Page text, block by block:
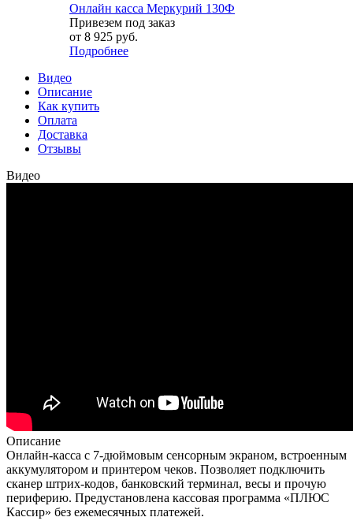
Онлайн касса Меркурий 130Ф
Привезем под заказ
от 8 925 руб.
Подробнее
Видео
Описание
Как купить
Оплата
Доставка
Отзывы
Видео
Описание
Онлайн-касса с 7-дюймовым сенсорным экраном, встроенным
аккумулятором и принтером чеков. Позволяет подключить
сканер штрих-кодов, банковский терминал, весы и прочую
периферию. Предустановлена кассовая программа «ПЛЮС
Кассир» без ежемесячных платежей.